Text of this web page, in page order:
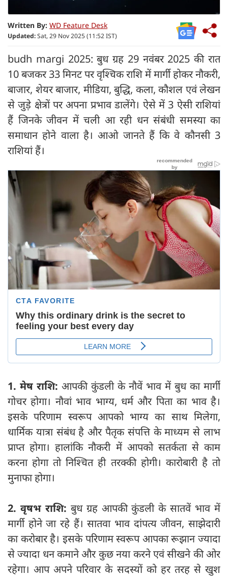
Written By: WD Feature Desk
Updated:Sat, 29 Nov 2025 (11:52 IST)
budh margi 2025: बुध ग्रह 29 नवंबर 2025 की रात
10 बजकर 33 मिनट पर वृश्चिक राशि में मार्गी होकर नौकरी,
बाजार, शेयर बाजार, मीडिया, बुद्धि, कला, कौशल एवं लेखन
से जुड़े क्षेत्रों पर अपना प्रभाव डालेंगे। ऐसे में 3 ऐसी राशियां
हैं जिनके जीवन में चली आ रही धन संबंधी समस्या का
समाधान होने वाला है। आओ जानते हैं कि वे कौनसी 3
राशियां हैं।
1. मेष राशि: आपकी कुंडली के नौवें भाव में बुध का मार्गी
गोचर होगा। नौवां भाव भाग्य, धर्म और पिता का भाव है।
इसके परिणाम स्वरूप आपको भाग्य का साथ मिलेगा,
धार्मिक यात्रा संबंध है और पैतृक संपत्ति के माध्यम से लाभ
प्राप्त होगा। हालांकि नौकरी में आपको सतर्कता से काम
करना होगा तो निश्‍चित ही तरक्की होगी। कारोबारी है तो
मुनाफा होगा।
2. वृषभ राशि: बुध ग्रह आपकी कुंडली के सातवें भाव में
मार्गी होने जा रहे हैं। सातवा भाव दांपत्य जीवन, साझेदारी
का करोबार है। इसके परिणाम स्वरूप आपका रूझान ज्यादा
से ज्यादा धन कमाने और कुछ नया करने एवं सीखने की ओर
रहेगा। आप अपने परिवार के सदस्यों को हर तरह से खुश